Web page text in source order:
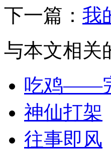
下一篇： 我
与本文相关
吃鸡——
神仙打架
往事即风